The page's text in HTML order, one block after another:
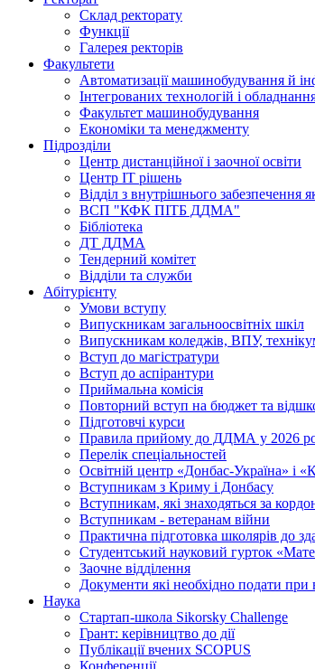
Склад ректорату
Функції
Галерея ректорів
Факультети
Автоматизації машинобудування й
Інтегрованих технологій і
Факультет машинобудування
Економіки та менеджменту
Підрозділи
Центр дистанційної і заочної освіти
Центр ІТ рішень
Відділ з внутрішнього забезпечення
ВСП "КФК ПІТБ ДДМА"
Бібліотека
ДТ ДДМА
Тендерний комітет
Відділи та служби
Абітурієнту
Умови вступу
Випускникам загальноосвітніх шкіл
Випускникам коледжів, ВПУ,
Вступ до магістратури
Вступ до аспірантури
Приймальна комісія
Повторний вступ на бюджет та
Підготовчі курси
Правила прийому до ДДМА у 2026
Перелік спеціальностей
Освітній центр «Донбас-Україна» і
Вступникам з Криму і Донбасу
Вступникам, які знаходяться за
Вступникам - ветеранам війни
Практична підготовка школярів до
Студентський науковий гурток
Заочне відділення
Документи які необхідно подати при
Наука
Стартап-школа Sikorsky Challenge
Грант: керівництво до дії
Публікації вчених SCOPUS
Конференції